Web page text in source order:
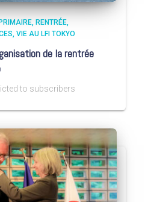
RENTRÉE
VIE AU LFI TOKYO
de la rentrée
to subscribers